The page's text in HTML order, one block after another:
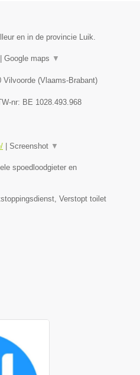
en in de provincie Luik.
| Google maps ▼
Vilvoorde (Vlaams-Brabant)
nr: BE 1028.493.968
| Screenshot ▼
spoedloodgieter en
Verstopt toilet